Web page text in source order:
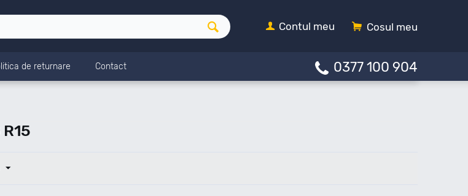
Cosul meu
Contul meu
de returnare Contact 0377 100 904